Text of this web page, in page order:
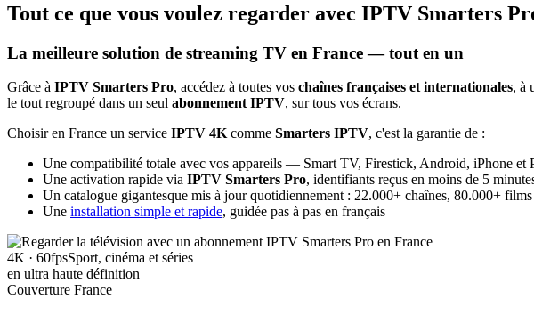
Tout ce que vous voulez regarder avec IPTV Smarters
La meilleure solution de streaming TV en France — tout en un
Grâce à IPTV Smarters Pro, accédez à toutes vos chaînes françaises et internationales, à
le tout regroupé dans un seul abonnement IPTV, sur tous vos écrans.
Choisir en France un service IPTV 4K comme Smarters IPTV, c'est la garantie de :
Une compatibilité totale avec vos appareils — Smart TV, Firestick, Android, iPhone et
Une activation rapide via IPTV Smarters Pro, identifiants reçus en moins de 5
Un catalogue gigantesque mis à jour quotidiennement : 22.000+ chaînes, 80.000+ films
Une installation simple et rapide, guidée pas à pas en français
4K · 60fpsSport, cinéma et séries
en ultra haute définition
Couverture France